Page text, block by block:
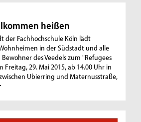
heißen
der Fachhochschule Köln lädt
in der Südstadt und alle
des Veedels zum "Refugees
Freitag, 29. Mai 2015, ab 14.00 Uhr in
Ubierring und Maternusstraße,